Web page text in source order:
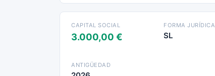
CAPITAL SOCIAL
3.000,00 €
FORMA JURÍDICA
SL
ANTIGÜEDAD